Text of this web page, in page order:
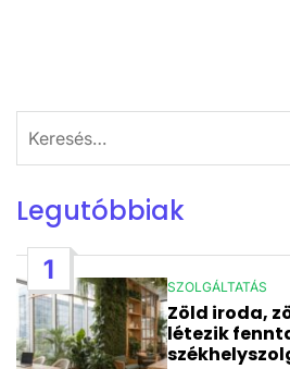
navigáció
Legutóbbiak
1
POSTED
IN
SZOLGÁLTATÁS
Zöld iroda,
létezik